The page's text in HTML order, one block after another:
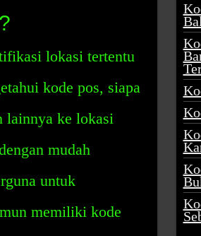
lokasi tertentu
kode pos, siapa
lainnya ke lokasi
mudah
untuk
memiliki kode